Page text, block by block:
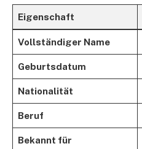
Eigenschaft
Vollständiger Name
Geburtsdatum
Nationalität
Beruf
Bekannt für